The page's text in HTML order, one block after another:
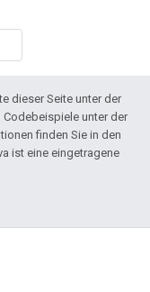
dieser Seite unter der
Codebeispiele unter der
finden Sie in den
ist eine eingetragene